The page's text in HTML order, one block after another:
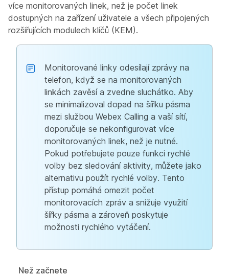
více monitorovaných linek, než je počet linek
dostupných na zařízení uživatele a všech připojených
rozšiřujících modulech klíčů (KEM).
Monitorované linky odesílají zprávy na
telefon, když se na monitorovaných
linkách zavěsí a zvedne sluchátko. Aby
se minimalizoval dopad na šířku pásma
mezi službou Webex Calling a vaší sítí,
doporučuje se nekonfigurovat více
monitorovaných linek, než je nutné.
Pokud potřebujete pouze funkci rychlé
volby bez sledování aktivity, můžete jako
alternativu použít rychlé volby. Tento
přístup pomáhá omezit počet
monitorovacích zpráv a snižuje využití
šířky pásma a zároveň poskytuje
možnosti rychlého vytáčení.
Než začnete